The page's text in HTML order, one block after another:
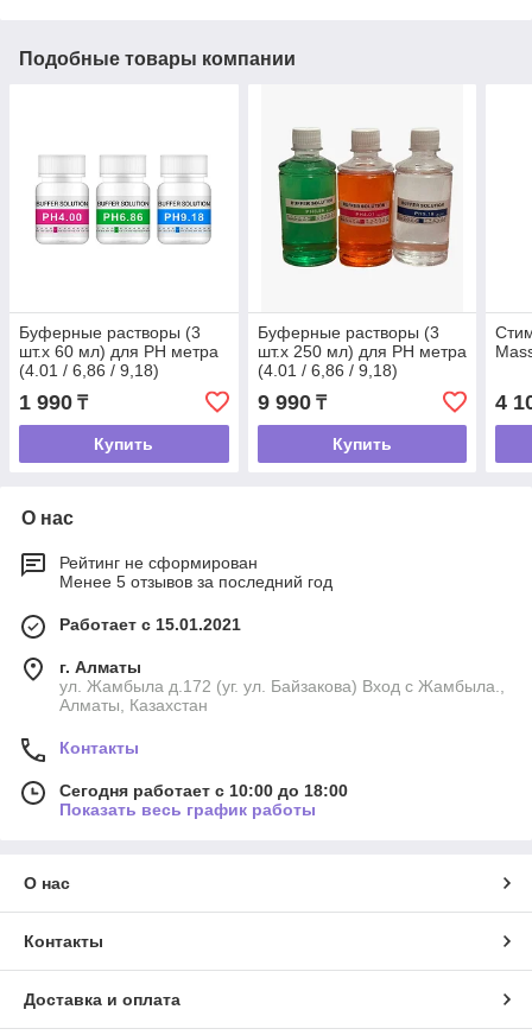
Подобные товары компании
Буферные растворы (3
шт.х 60 мл) для PH метра
(4.01 / 6,86 / 9,18)
1 990 ₸
Купить
Буферные растворы (3
шт.х 250 мл) для PH метра
(4.01 / 6,86 / 9,18)
9 990₸
Купить
4
О нас
Рейтинг не сформирован
Менее 5 отзывов за последний год
Работает с 15.01.2021
г. Алматы
ул. Жамбыла д.172 (уг. ул. Байзакова) Вход с Жамбыла.,
Алматы, Казахстан
Контакты
Сегодня работает с 10:00 до 18:00
Показать весь график работы
О нас
Контакты
Доставка и оплата